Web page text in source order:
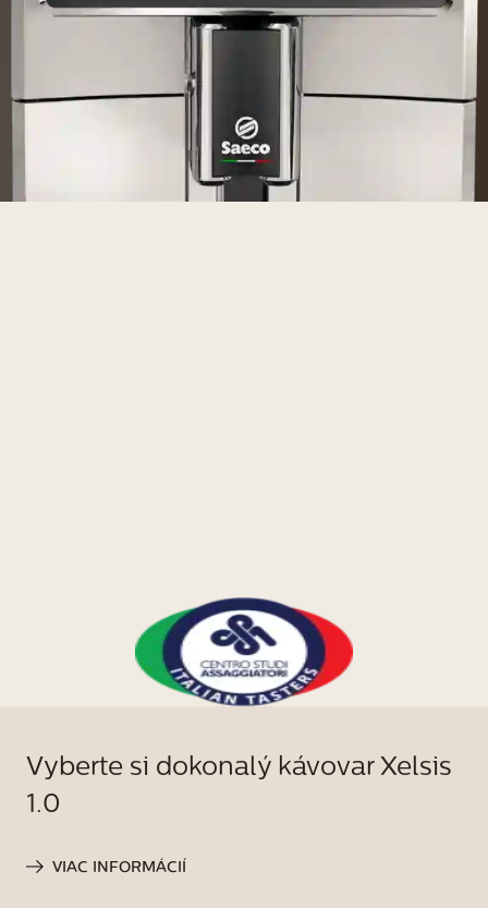
Vyberte si dokonalý kávovar Xelsis
1.0
VIAC INFORMÁCIÍ